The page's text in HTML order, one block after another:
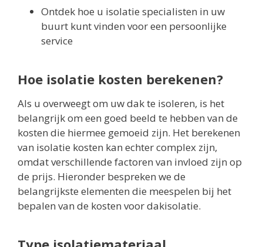
Ontdek hoe u isolatie specialisten in uw
buurt kunt vinden voor een persoonlijke
service
Hoe isolatie kosten berekenen?
Als u overweegt om uw dak te isoleren, is het
belangrijk om een goed beeld te hebben van de
kosten die hiermee gemoeid zijn. Het berekenen
van isolatie kosten kan echter complex zijn,
omdat verschillende factoren van invloed zijn op
de prijs. Hieronder bespreken we de
belangrijkste elementen die meespelen bij het
bepalen van de kosten voor dakisolatie.